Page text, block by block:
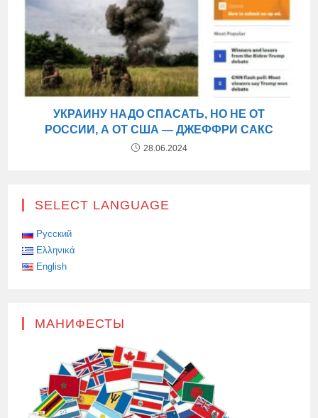
УКРАИНУ НАДО СПАСАТЬ, НО НЕ ОТ
РОССИИ, А ОТ США — ДЖЕФФРИ САКС
28.06.2024
SELECT LANGUAGE
Русский
Ελληνικά
English
МАНИФЕСТЫ